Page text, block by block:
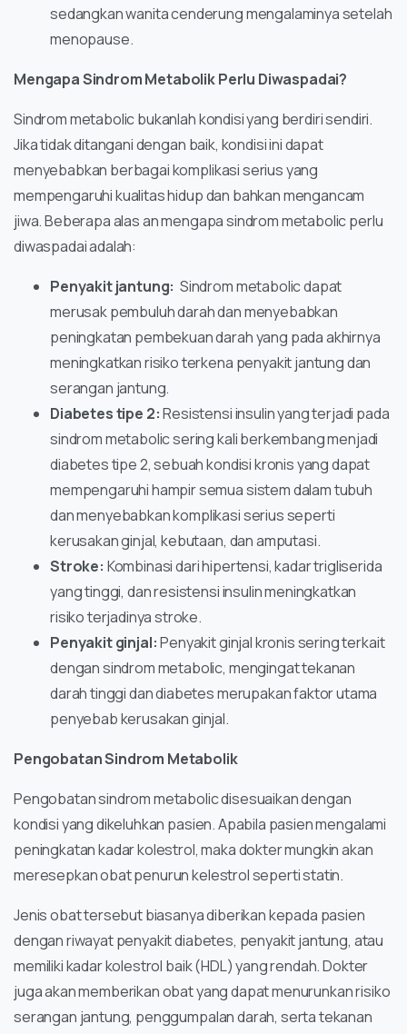
sedangkan wanita cenderung mengalaminya setelah
menopause.
Mengapa Sindrom Metabolik Perlu Diwaspadai?
Sindrom metabolic bukanlah kondisi yang berdiri sendiri.
Jika tidak ditangani dengan baik, kondisi ini dapat
menyebabkan berbagai komplikasi serius yang
mempengaruhi kualitas hidup dan bahkan mengancam
jiwa. Beberapa alas an mengapa sindrom metabolic perlu
diwaspadai adalah:
Penyakit jantung: Sindrom metabolic dapat
merusak pembuluh darah dan menyebabkan
peningkatan pembekuan darah yang pada akhirnya
meningkatkan risiko terkena penyakit jantung dan
serangan jantung.
Diabetes tipe 2:Resistensi insulin yang terjadi pada
sindrom metabolic sering kali berkembang menjadi
diabetes tipe 2, sebuah kondisi kronis yang dapat
mempengaruhi hampir semua sistem dalam tubuh
dan menyebabkan komplikasi serius seperti
kerusakan ginjal, kebutaan, dan amputasi.
Stroke: Kombinasi dari hipertensi, kadar trigliserida
yang tinggi, dan resistensi insulin meningkatkan
risiko terjadinya stroke.
Penyakit ginjal:Penyakit ginjal kronis sering terkait
dengan sindrom metabolic, mengingat tekanan
darah tinggi dan diabetes merupakan faktor utama
penyebab kerusakan ginjal.
Pengobatan Sindrom Metabolik
Pengobatan sindrom metabolic disesuaikan dengan
kondisi yang dikeluhkan pasien. Apabila pasien mengalami
peningkatan kadar kolestrol, maka dokter mungkin akan
meresepkan obat penurun kelestrol seperti statin.
Jenis obat tersebut biasanya diberikan kepada pasien
dengan riwayat penyakit diabetes, penyakit jantung, atau
memiliki kadar kolestrol baik (HDL) yang rendah. Dokter
juga akan memberikan obat yang dapat menurunkan risiko
serangan jantung, penggumpalan darah, serta tekanan